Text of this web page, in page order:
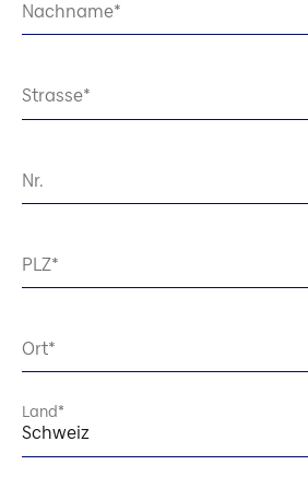
Nachname
Strasse
Nr.
PLZ
Ort
Land
Schweiz